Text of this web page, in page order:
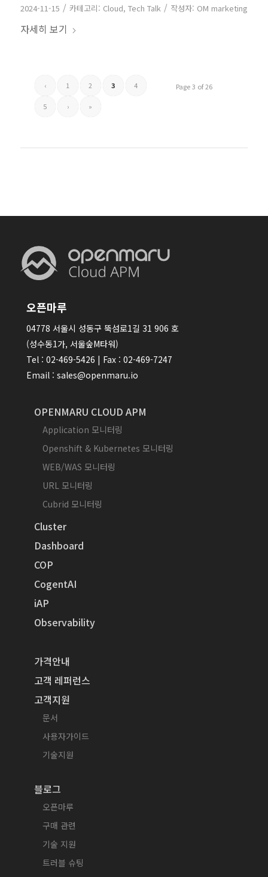
2024-11-15 / 카테고리: Cloud, Tech Talk / 작성자: OM marketing
자세히 보기
Page 3 of 26
‹ 1 2 3 4
5 › »
오픈마루
04778 서울시 성동구 뚝섬로1길 31 906 호
(성수동1가, 서울숲M타워)
Tel : 02-469-5426 | Fax : 02-469-7247
Email : sales@openmaru.io
OPENMARU CLOUD APM
Application 모니터링
Openshift & Kubernetes 모니터링
WEB/WAS 모니터링
URL 모니터링
Cubrid 모니터링
Cluster
Dashboard
COP
CogentAI
iAP
Observability
가격안내
고객 레퍼런스
고객지원
문서
사용자가이드
기술지원
블로그
오픈마루
구매 관련
기술 지원
트러블 슈팅